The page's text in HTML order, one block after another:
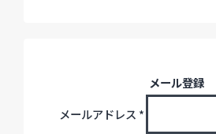
メール登録
メールアドレス *